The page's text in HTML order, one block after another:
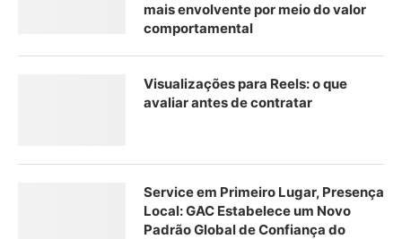
mais envolvente por meio do valor
comportamental
Visualizações para Reels: o que
avaliar antes de contratar
Service em Primeiro Lugar, Presença
Local: GAC Estabelece um Novo
Padrão Global de Confiança do